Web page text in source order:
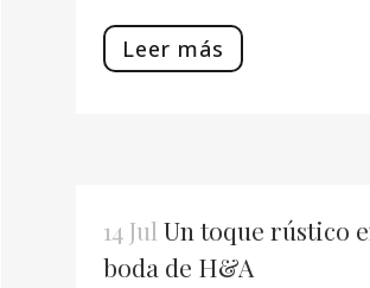
Leer más
14 Jul Un toque rústico
boda de H&A